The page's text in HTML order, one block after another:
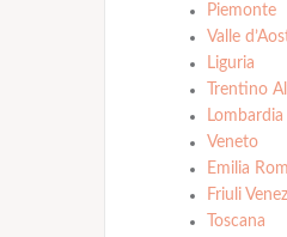
Piemonte
Valle
Liguria
Trentino
Lombardia
Veneto
Emilia
Friuli
Toscana